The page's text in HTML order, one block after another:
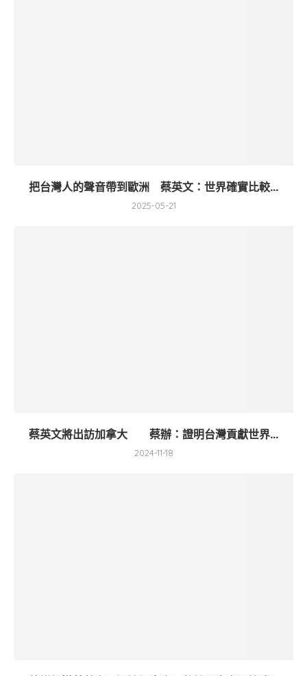
把台灣人的聲音帶到歐洲 蔡英文：世界確實比較...
2025-05-21
蔡英文將出訪加拿大 蔡辦：證明台灣貢獻世界...
2024-11-18